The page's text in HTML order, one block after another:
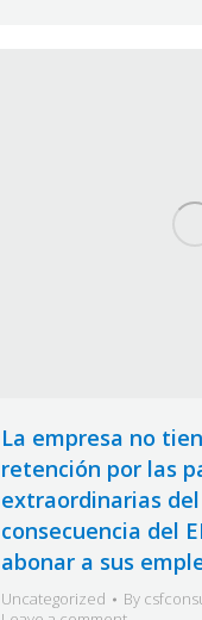
La empresa no
retención por las
extraordinarias
consecuencia del
abonar a sus
Uncategorized By